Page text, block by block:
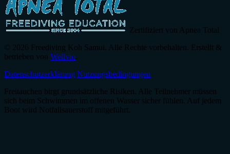
Zertifiziert von Apnea Total
© 2026 Freediving Koh Samui. Alle Rechte vorbehalten. Erstellt &
betrieben von Wellvio
Datenschutzerklärung Nutzungsbedingungen
Freitauchen birgt grundsätzliche Risiken. Alle Teilnehmer müssen
sich beim Schwimmen im offenen Wasser sicher fühlen. Auf jedem
Boot wird Notfallsauerstoff mitgeführt.